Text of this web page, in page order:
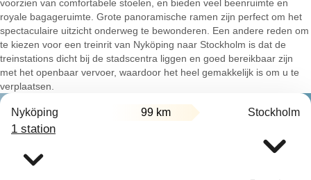
voorzien van comfortabele stoelen, en bieden veel beenruimte en
royale bagageruimte. Grote panoramische ramen zijn perfect om het
spectaculaire uitzicht onderweg te bewonderen. Een andere reden om
te kiezen voor een treinrit van Nyköping naar Stockholm is dat de
treinstations dicht bij de stadscentra liggen en goed bereikbaar zijn
met het openbaar vervoer, waardoor het heel gemakkelijk is om u te
verplaatsen.
Nyköping 99 km Stockholm
1 station